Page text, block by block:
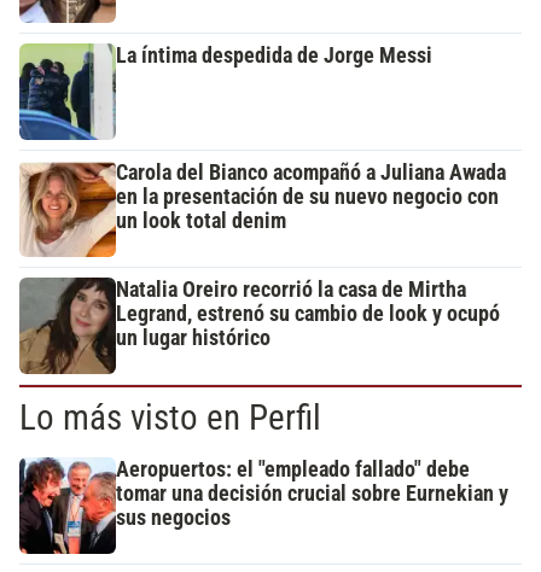
La íntima despedida de Jorge Messi
Carola del Bianco acompañó a Juliana Awada
en la presentación de su nuevo negocio con
un look total denim
Natalia Oreiro recorrió la casa de Mirtha
Legrand, estrenó su cambio de look y ocupó
un lugar histórico
Lo más visto en Perfil
Aeropuertos: el "empleado fallado" debe
tomar una decisión crucial sobre Eurnekian y
sus negocios